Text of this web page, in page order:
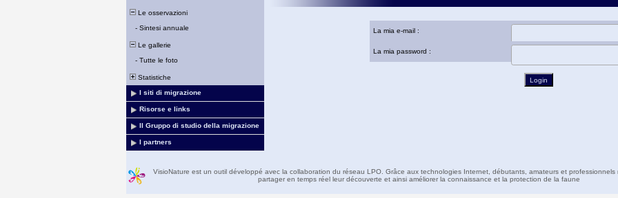
Le osservazioni
- Sintesi annuale
Le gallerie
- Tutte le foto
Statistiche
I siti di migrazione
Risorse e links
Il Gruppo di studio della migrazione
I partners
La mia e-mail :
La mia password :
VisioNature est un outil développé avec la collaboration du réseau LPO. Grâce aux technologies Internet, débutants, amateurs et professionnels
partager en temps réel leur découverte et ainsi améliorer la connaissance et la protection de la faune